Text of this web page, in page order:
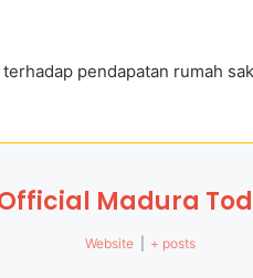
pendapatan rumah
Madura
Website + posts